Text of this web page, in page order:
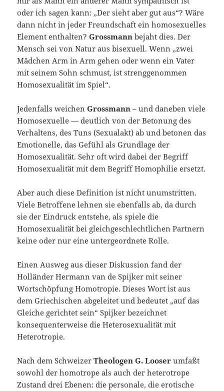
oder ich sagen kann: „Der sieht aber gut aus“? Wäre
dann nicht in jeder Freundschaft ein homosexuelles
Element enthalten?Grossmannbejaht dies. Der
Mensch sei von Natur aus bisexuell. Wenn „zwei
Mädchen Arm in Arm gehen oder wenn ein Vater
mit seinem Sohn schmust, ist strenggenommen
Homosexualität im Spiel“.
Jedenfalls weichenGrossmann – und daneben viele
Homosexuelle — deutlich von der Betonung des
Verhaltens, des Tuns (Sexualakt) ab und betonen das
Emotionelle, das Gefühl als Grundlage der
Homosexualität. Sehr oft wird dabei der Begriff
Homosexualität mit dem Begriff Homophilie ersetzt.
Aber auch diese Definition ist nicht unumstritten.
Viele Betroffene lehnen sie ebenfalls ab, da durch
sie der Eindruck entstehe, als spiele die
Homosexualität bei gleichgeschlechtlichen Partnern
keine oder nur eine untergeordnete Rolle.
Einen Ausweg aus dieser Diskussion fand der
Holländer Hermann van de Spijker mit seiner
Wortschöpfung Homotropie. Dieses Wort ist aus
dem Griechischen abgeleitet und bedeutet „auf das
Gleiche gerichtet sein“ Spijker bezeichnet
konsequenterweise die Heterosexualität mit
Heterotropie.
Nach dem SchweizerTheologen G. Looserumfaßt
sowohl der homotrope als auch der heterotrope
Zustand drei Ebenen: die personale, die erotische